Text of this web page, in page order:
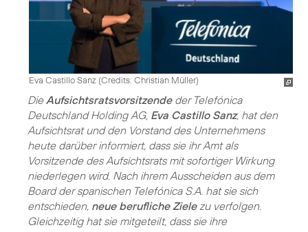
Eva Castillo Sanz (Credits: Christian Müller)
DieAufsichtsratsvorsitzendeder Telefónica
Deutschland Holding AG, Eva Castillo Sanz, hat den
Aufsichtsrat und den Vorstand des Unternehmens
heute darüber informiert, dass sie ihr Amt als
Vorsitzende des Aufsichtsrats mit sofortiger Wirkung
niederlegen wird. Nach ihrem Ausscheiden aus dem
Board der spanischen Telefónica S.A. hat sie sich
entschieden, neue berufliche Zielezu verfolgen.
Gleichzeitig hat sie mitgeteilt, dass sie ihre